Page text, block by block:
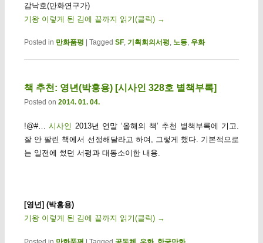
감낙호(만화연구가)
기왕 이렇게 된 김에 끝까지 읽기(클릭) →
Posted in 만화품평 Tagged SF, 기획회의서평, 노동, 우화
책 추천: 영년(박흥용) [시사인 328호 별책부록]
Posted on 2014. 01. 04.
!@#…시사인 2013년 연말 ‘올해의 책’ 추천 별책부록에 기고.
잘 안 팔린 책에서 선정해달라고 하여, 그렇게 했다. 기본적으로
는 일전에 썼던 서평과 대동소이한 내용.
[영년] (박흥용)
기왕 이렇게 된 김에 끝까지 읽기(클릭) →